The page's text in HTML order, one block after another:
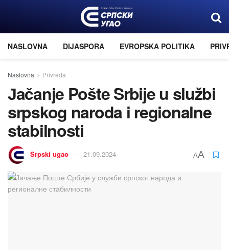
NASLOVNA DIJASPORA EVROPSKA POLITIKA
Naslovna Privreda
Јačanje Pošte Srbiјe u službi
srpskog naroda i regionalne
stabilnosti
Srpski ugao 21.09.2024 AA